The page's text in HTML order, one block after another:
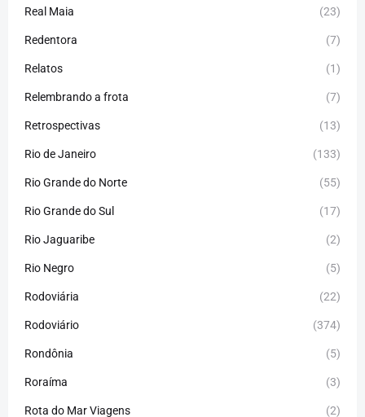
Real Maia (23)
Redentora (7)
Relatos (1)
Relembrando a frota (7)
Retrospectivas (13)
Rio de Janeiro (133)
Rio Grande do Norte (55)
Rio Grande do Sul (17)
Rio Jaguaribe (2)
Rio Negro (5)
Rodoviária (22)
Rodoviário (374)
Rondônia (5)
Roraíma (3)
Rota do Mar Viagens (2)